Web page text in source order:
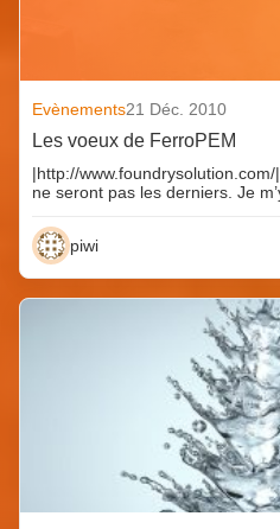
Evènements21 Déc. 2010
Les voeux de FerroPEM
|http://
ne seront pas les derniers. Je
piwi